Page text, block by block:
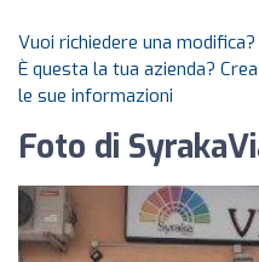
Vuoi richiedere una modifica?
È questa la tua azienda?
le sue informazioni
Foto di